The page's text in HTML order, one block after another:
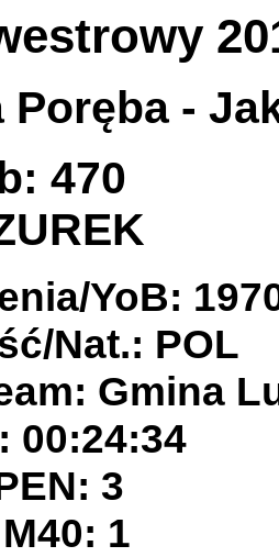
-
470
YoB:
Nat.: POL
Gmina
00:24:34
3
1